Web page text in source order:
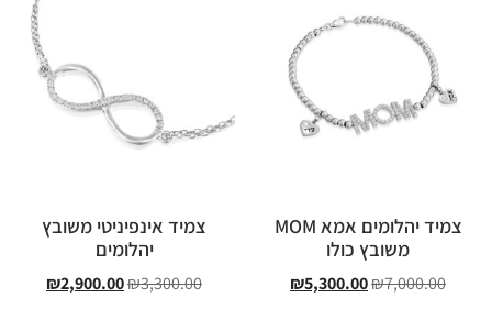
צמיד יהלומים אמא MOM
משובץ כולו
₪7,000.00
₪5,300.00
צמיד אינפיניטי משובץ
יהלומים
₪3,300.00
₪2,900.00